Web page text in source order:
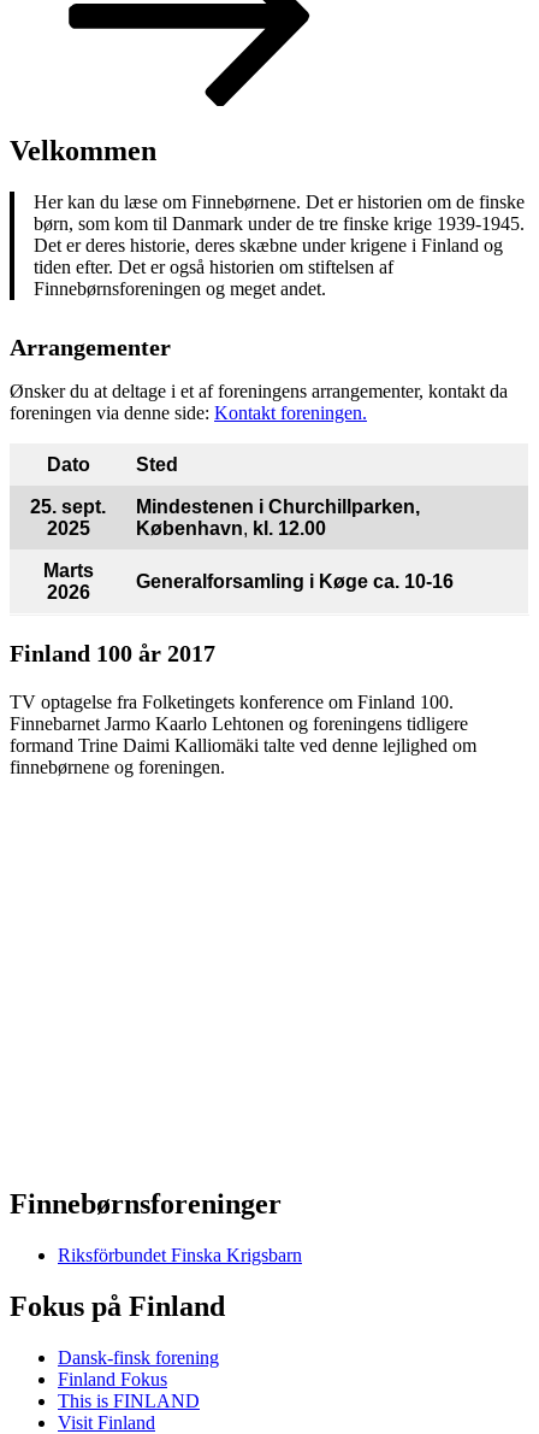
Velkommen
Her kan du læse om Finnebørnene. Det er historien om de finske
børn, som kom til Danmark under de tre finske krige 1939-1945.
Det er deres historie, deres skæbne under krigene i Finland og
tiden efter. Det er også historien om stiftelsen af
Finnebørnsforeningen og meget andet.
Arrangementer
Ønsker du at deltage i et af foreningens arrangementer, kontakt da
foreningen via denne side: Kontakt foreningen.
Dato Sted
25. sept.
2025
Mindestenen i Churchillparken,
København, kl. 12.00
Marts
2026
Generalforsamling i Køge ca. 10-16
Finland 100 år 2017
TV optagelse fra Folketingets konference om Finland 100.
Finnebarnet Jarmo Kaarlo Lehtonen og foreningens tidligere
formand Trine Daimi Kalliomäki talte ved denne lejlighed om
finnebørnene og foreningen.
Finnebørnsforeninger
Riksförbundet Finska Krigsbarn
Fokus på Finland
Dansk-finsk forening
Finland Fokus
This is FINLAND
Visit Finland